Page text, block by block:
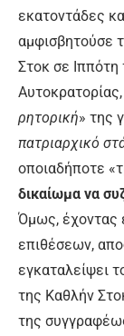
εκατοντάδες
αμφισβητούσε
Στοκ σε Ιππότη
ρητορική» της
πατριαρχικό
οποιαδήποτε
δικαίωμα να
Όμως, έχοντας
επιθέσεων,
εγκαταλείψει
της Καθλήν
της